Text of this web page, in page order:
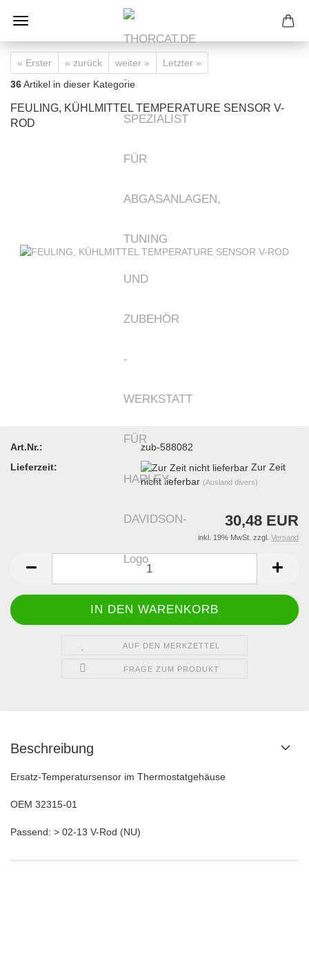
« Erster « zurück weiter »
Letzter »
36Artikel in dieser Kategorie
FEULING, KÜHLMITTEL TEMPERATURE SENSOR V-
ROD
Art.Nr.:
zub-588082
Lieferzeit:
Zur Zeit
nicht lieferbar (Ausland divers)
30,48 EUR
inkl. 19% MwSt. zzgl. Versand
AUF DEN MERKZETTEL
FRAGE ZUM PRODUKT
Beschreibung
Ersatz-Temperatursensor im Thermostatgehäuse
OEM 32315-01
Passend: > 02-13 V-Rod (NU)